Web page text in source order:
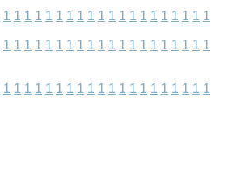
1 1 1 1 1 1 1 1 1 1 1 1 1 1 1 1 1 1 1 1
1 1 1 1 1 1 1 1 1 1 1 1 1 1 1 1 1 1 1 1
1 1 1 1 1 1 1 1 1 1 1 1 1 1 1 1 1 1 1 1